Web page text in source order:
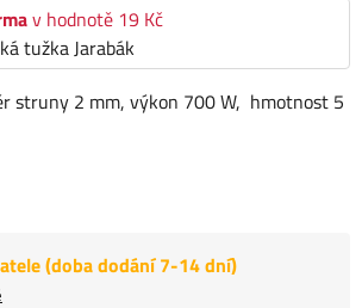
v hodnotě 19 Kč
tužka Jarabák
struny 2 mm, výkon 700 W, hmotnost 5
(doba dodání 7-14 dní)